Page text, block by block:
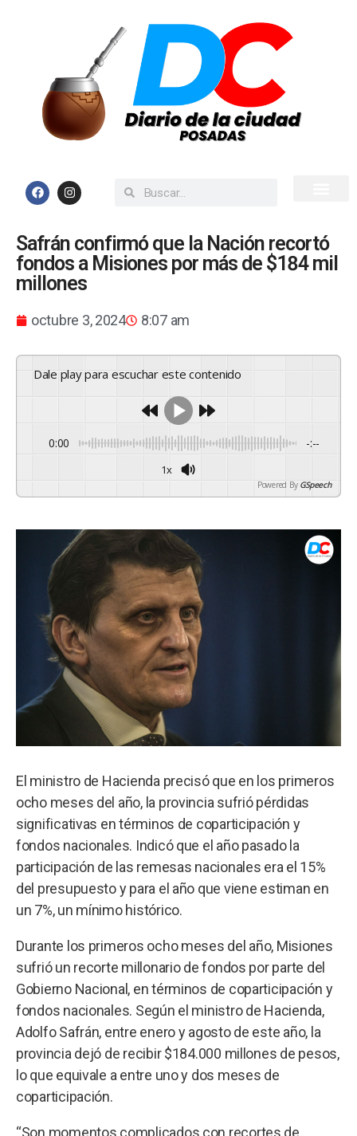
Safrán confirmó que la Nación recortó
fondos a Misiones por más de $184 mil
millones
octubre 3, 2024 8:07 am
Dale play para escuchar este contenido
0:00 -:--
1x
Powered By GSpeech
El ministro de Hacienda precisó que en los primeros
ocho meses del año, la provincia sufrió pérdidas
significativas en términos de coparticipación y
fondos nacionales. Indicó que el año pasado la
participación de las remesas nacionales era el 15%
del presupuesto y para el año que viene estiman en
un 7%, un mínimo histórico.
Durante los primeros ocho meses del año, Misiones
sufrió un recorte millonario de fondos por parte del
Gobierno Nacional, en términos de coparticipación y
fondos nacionales. Según el ministro de Hacienda,
Adolfo Safrán, entre enero y agosto de este año, la
provincia dejó de recibir $184.000 millones de pesos,
lo que equivale a entre uno y dos meses de
coparticipación.
“Son momentos complicados con recortes de